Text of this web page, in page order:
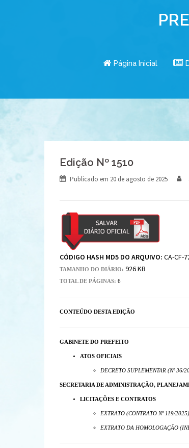
Página Inicial
Edição Nº 1510
Publicado em 20 de agosto de 2025
CÓDIGO HASH MD5 DO ARQUIVO: CA-CF-
TAMANHO DO DIÁRIO: 926 KB
TOTAL DE PÁGINAS: 6
CONTEÚDO DESTA EDIÇÃO
GABINETE DO PREFEITO
ATOS OFICIAIS
DECRETO SUPLEMENTAR (Nº 36/
SECRETARIA DE ADMINISTRAÇÃO,
LICITAÇÕES E CONTRATOS
EXTRATO (CONTRATO Nº 119/2025)
EXTRATO DA HOMOLOGAÇÃO